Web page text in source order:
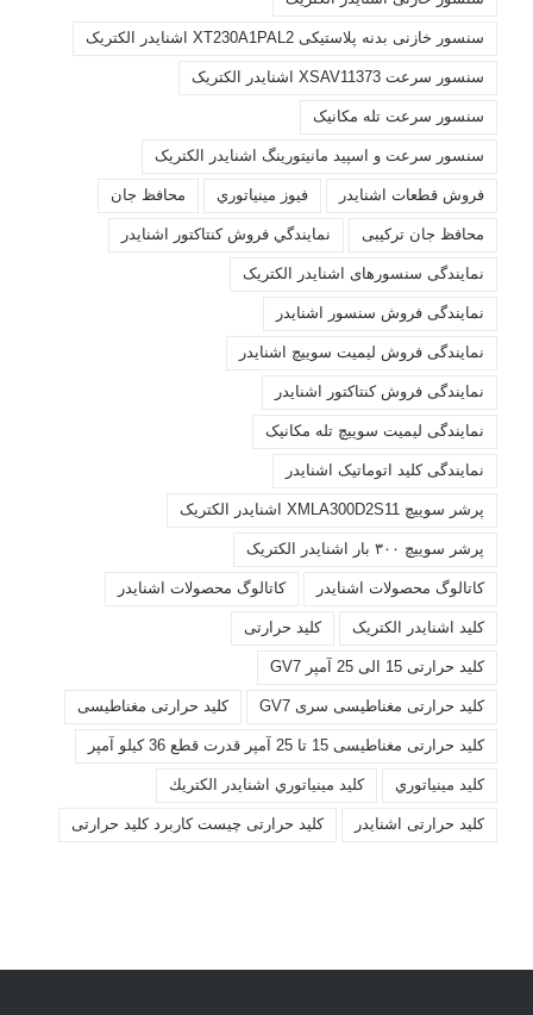
سنسور خازنی بدنه پلاستیکی XT230A1PAL2 اشنایدر الکتریک
سنسور سرعت XSAV11373 اشنایدر الکتریک
سنسور سرعت تله مکانیک
سنسور سرعت و اسپید مانیتورینگ اشنایدر الکتریک
فروش قطعات اشنايدر فيوز مينياتوري محافظ جان
محافظ جان ترکیبی نمايندگي فروش کنتاکتور اشنايدر
نمایندگی سنسورهای اشنایدر الکتریک
نمایندگی فروش سنسور اشنایدر
نمایندگی فروش لیمیت سوییچ اشنایدر
نمایندگی فروش کنتاکتور اشنایدر
نمایندگی لیمیت سوییچ تله مکانیک
نمایندگی کلید اتوماتیک اشنایدر
پرشر سوییچ XMLA300D2S11 اشنایدر الکتریک
پرشر سوییچ ۳۰۰ بار اشنایدر الکتریک
کاتالوگ محصولات اشنايدر کاتالوگ محصولات اشنایدر
کليد اشنايدر الکتريک کليد حرارتی
کليد حرارتی 15 الی 25 آمپر GV7
کليد حرارتی مغناطيسی سری GV7 کليد حرارتی مغناطیسی
کليد حرارتی مغناطیسی 15 تا 25 آمپر قدرت قطع 36 کیلو آمپر
کليد مينياتوري کليد مينياتوري اشنايدر الكتريك
کلید حرارتی اشنایدر کلید حرارتی چیست کاربرد کلید حرارتی